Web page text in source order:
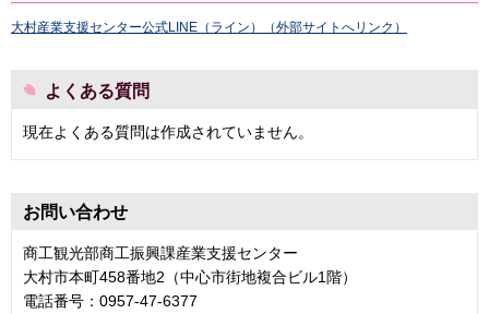
大村産業支援センター公式LINE（ライン）（外部サイトへリンク）
よくある質問
現在よくある質問は作成されていません。
お問い合わせ
商工観光部商工振興課産業支援センター
大村市本町458番地2（中心市街地複合ビル1階）
電話番号：0957-47-6377